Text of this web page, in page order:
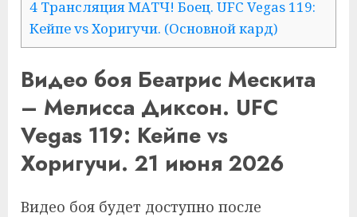
4 Трансляция МАТЧ! Боец. UFC Vegas 119:
Кейпе vs Хоригучи. (Основной кард)
Видео боя Беатрис Мескита
– Мелисса Диксон. UFC
Vegas 119: Кейпе vs
Хоригучи. 21 июня 2026
Видео боя будет доступно после